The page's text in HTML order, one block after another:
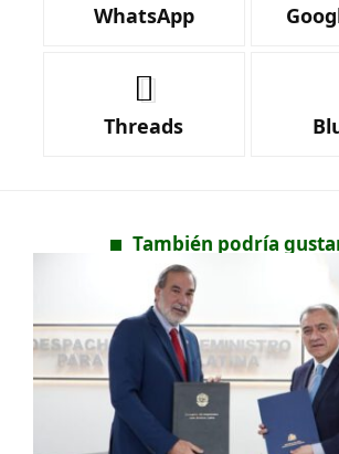
WhatsApp
Threads
También podría